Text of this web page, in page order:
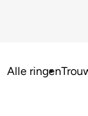
Alle ringen